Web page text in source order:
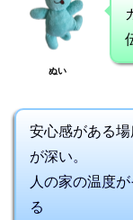
ぬい
安心感がある
が深い。
人の家の温度
る